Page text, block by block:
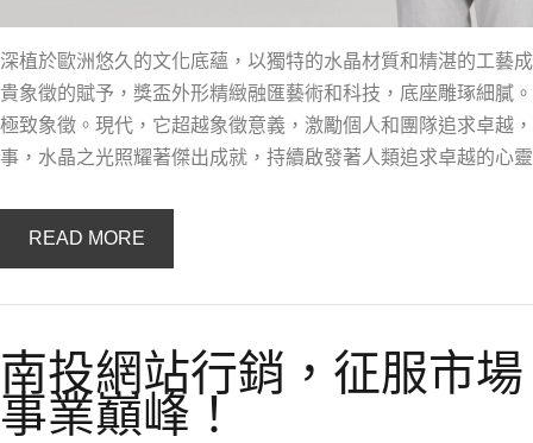
深植於歐洲悠久的文化底蘊，以獨特的水晶材質和精湛的工藝
貴象徵的賦予，獎盃外形精緻融匯藝術和科技，底座雕琢細膩
極致象徵。現代，它超越象徵意義，激勵個人和團隊追求卓越
事，水晶之光照耀著傑出成就，持續啟發著人類追求卓越的心
READ MORE
南投網站行銷，征服市
事業巔峰！